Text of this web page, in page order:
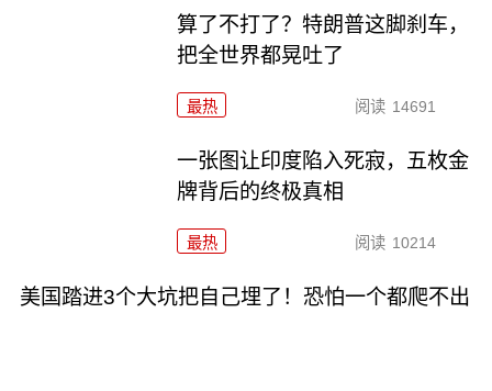
算了不打了？特朗普这脚刹车，
把全世界都晃吐了
最热 阅读 14691
一张图让印度陷入死寂，五枚金
牌背后的终极真相
最热 阅读 10214
美国踏进3个大坑把自己埋了！恐怕一个都爬不出